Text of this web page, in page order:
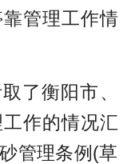
管理工作情
了衡阳市、
作的情况汇
管理条例(草